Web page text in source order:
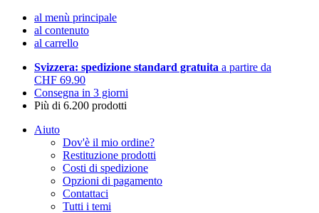
al menù principale
al contenuto
al carrello
Svizzera: spedizione standard gratuita a partire da
CHF 69.90
Consegna in 3 giorni
Più di 6.200 prodotti
Aiuto
Dov'è il mio ordine?
Restituzione prodotti
Costi di spedizione
Opzioni di pagamento
Contattaci
Tutti i temi